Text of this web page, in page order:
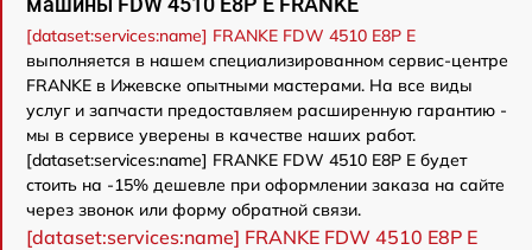
[dataset:services:name] FRANKE FDW 4510 E8P E
выполняется в нашем специализированном сервис-центре
FRANKE в Ижевске опытными мастерами. На все виды
услуг и запчасти предоставляем расширенную гарантию -
мы в сервисе уверены в качестве наших работ.
[dataset:services:name] FRANKE FDW 4510 E8P E будет
стоить на -15% дешевле при оформлении заказа на сайте
через звонок или форму обратной связи.
[dataset:services:name] FRANKE FDW 4510 E8P E